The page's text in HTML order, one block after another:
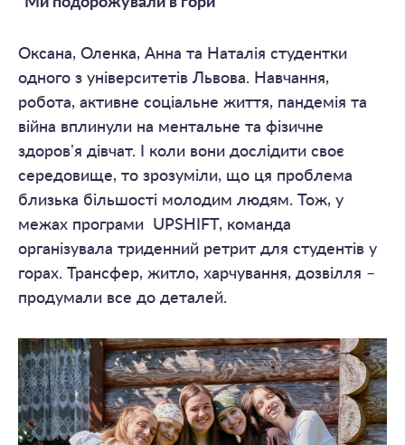
Оксана, Оленка, Анна та Наталія студентки
одного з університетів Львова. Навчання,
робота, активне соціальне життя, пандемія та
війна вплинули на ментальне та фізичне
здоровʼя дівчат. І коли вони дослідити своє
середовище, то зрозуміли, що ця проблема
близька більшості молодим людям. Тож, у
межах програми UPSHIFT, команда
організувала триденний ретрит для студентів у
горах. Трансфер, житло, харчування, дозвілля –
продумали все до деталей.